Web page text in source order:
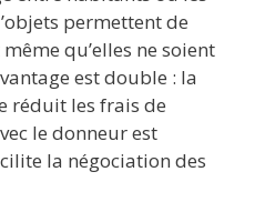
permettent de
qu’elles ne soient
est double : la
réduit les frais de
le donneur est
la négociation des